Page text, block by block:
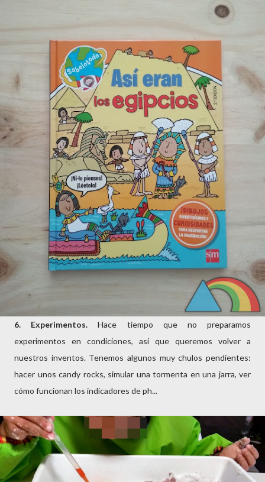
6. Experimentos. Hace tiempo que no preparamos
experimentos en condiciones, así que queremos volver a
nuestros inventos. Tenemos algunos muy chulos pendientes:
hacer unos candy rocks, simular una tormenta en una jarra, ver
cómo funcionan los indicadores de ph...